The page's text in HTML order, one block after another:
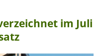
im Juli